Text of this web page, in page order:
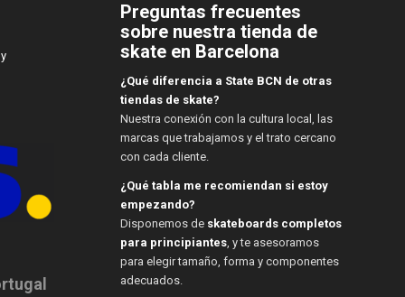
Preguntas frecuentes
sobre nuestra tienda de
skate en Barcelona
¿Qué diferencia a State BCN de otras
tiendas de skate?
Nuestra conexión con la cultura local, las
marcas que trabajamos y el trato cercano
con cada cliente.
¿Qué tabla me recomiendan si estoy
empezando?
Disponemos de skateboards completos
para principiantes, y te asesoramos
para elegir tamaño, forma y componentes
adecuados.